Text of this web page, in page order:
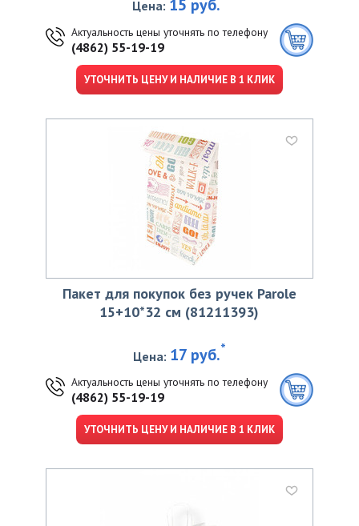
Цена: 15 руб.
Актуальность цены уточнять по телефону
(4862) 55-19-19
УТОЧНИТЬ ЦЕНУ И НАЛИЧИЕ В 1 КЛИК
Пакет для покупок без ручек Parole
15+10*32 см (81211393)
Цена: 17 руб.*
Актуальность цены уточнять по телефону
(4862) 55-19-19
УТОЧНИТЬ ЦЕНУ И НАЛИЧИЕ В 1 КЛИК